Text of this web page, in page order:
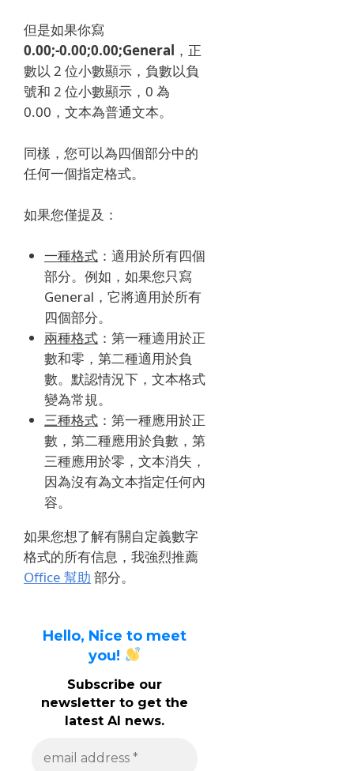
但是如果你寫
0.00;-0.00;0.00;General ，正
數以 2 位小數顯示，負數以負
號和 2 位小數顯示，0 為
0.00，文本為普通文本。
同樣，您可以為四個部分中的
任何一個指定格式。
如果您僅提及：
一種格式 ：適用於所有四個
部分。 例如，如果您只寫
General，它將適用於所有
四個部分。
兩種格式 ：第一種適用於正
數和零，第二種適用於負
數。 默認情況下，文本格式
變為常規。
三種格式 ：第一種應用於正
數，第二種應用於負數，第
三種應用於零，文本消失，
因為沒有為文本指定任何內
容。
如果您想了解有關自定義數字
格式的所有信息，我強烈推薦
Office 幫助 部分。
Hello, Nice to meet
you!
Subscribe our
newsletter to get the
latest AI news.